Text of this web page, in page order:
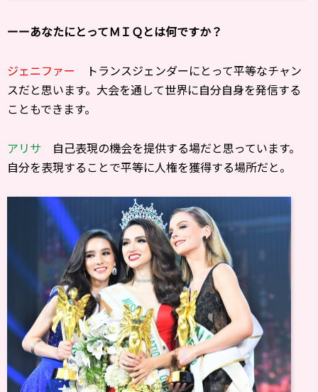
ーーあなたにとってＭＩＱとは何ですか？
ジェニファー トランスジェンダーにとって平等なチャン
スだと思います。大会を通して世界に自分自身を発信する
こともできます。
アリサ 自己表現の機会を提供する場だと思っています。
自分を表現することで平等に人権を獲得する場所だと。